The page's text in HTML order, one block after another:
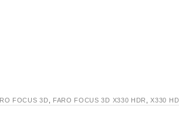
FOCUS 3D FARO FOCUS 3D X330 HDR ,X330